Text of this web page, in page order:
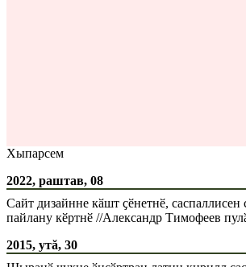
Хыпарсем
2022, раштав, 08
Сайт дизайнне кӑшт ҫӗнетнӗ,
пайлану кӗртнӗ //Александр Тимофеев
2015, утă, 30